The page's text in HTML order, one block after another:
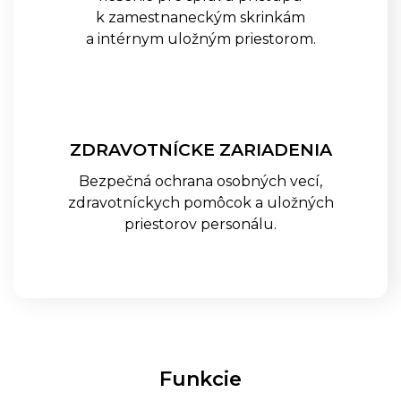
SALTO KONFIGURÁTOR
BLOG
KONTAKT
k zamestnaneckým skrinkám
a intérnym uložným priestorom.
ZDRAVOTNÍCKE ZARIADENIA
Bezpečná ochrana osobných vecí,
zdravotníckych pomôcok a uložných
priestorov personálu.
Funkcie